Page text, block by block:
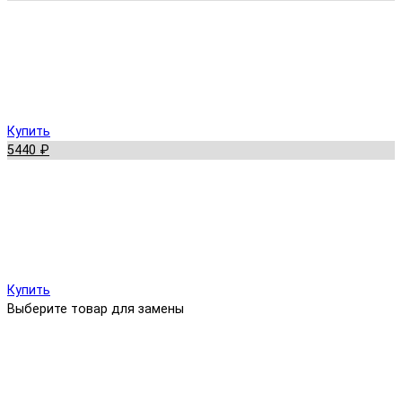
Купить
5440 ₽
Купить
Выберите товар для замены